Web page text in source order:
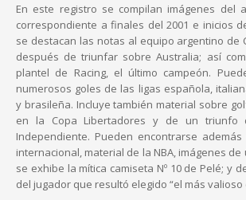
En este registro se compilan imágenes del
correspondiente a finales del 2001 e inicios
se destacan las notas al equipo argentino de
después de triunfar sobre Australia; así
plantel de Racing, el último campeón.
numerosos goles de las ligas española,
y brasileña. Incluye también material sobre
en la Copa Libertadores y de un triunfo
Independiente. Pueden encontrarse
internacional, material de la NBA, imágenes
se exhibe la mítica camiseta Nº 10 de Pelé; y
del jugador que resultó elegido “el más valioso